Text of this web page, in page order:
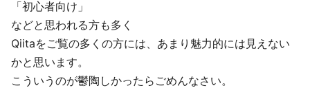
「初心者向け」
などと思われる方も多く
Qiitaをご覧の多くの方には、あまり魅力的には見えない
かと思います。
こういうのが鬱陶しかったらごめんなさい。